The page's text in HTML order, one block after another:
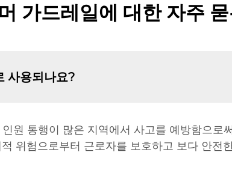
가드레일에 대한 자주
사용되나요?
원 통행이 많은 지역에서 사고를 예방함으로
위험으로부터 근로자를 보호하고 보다 안전